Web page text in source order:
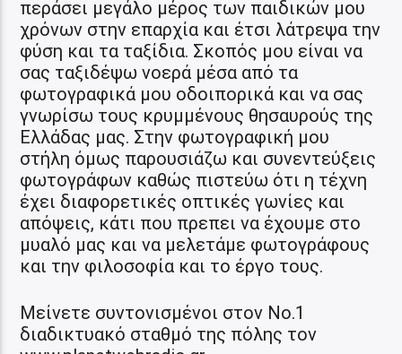
περάσει μεγάλο μέρος των παιδικών μου
χρόνων στην επαρχία και έτσι λάτρεψα την
φύση και τα ταξίδια. Σκοπός μου είναι να
σας ταξιδέψω νοερά μέσα από τα
φωτογραφικά μου οδοιπορικά και να σας
γνωρίσω τους κρυμμένους θησαυρούς της
Ελλάδας μας. Στην φωτογραφική μου
στήλη όμως παρουσιάζω και συνεντεύξεις
φωτογράφων καθώς πιστεύω ότι η τέχνη
έχει διαφορετικές οπτικές γωνίες και
απόψεις, κάτι που πρεπει να έχουμε στο
μυαλό μας και να μελετάμε φωτογράφους
και την φιλοσοφία και το έργο τους.
Μείνετε συντονισμένοι στον Νο.1
διαδικτυακό σταθμό της πόλης τον